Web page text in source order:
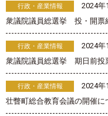
行政・産業情報
2024年
衆議院議員総選挙 投・開票
行政・産業情報
2024年
衆議院議員総選挙 期日前投
行政・産業情報
2024年
壮瞥町総合教育会議の開催に